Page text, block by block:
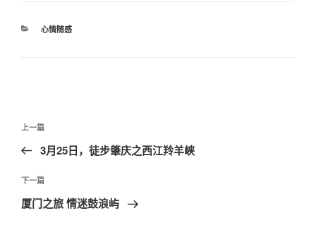
分
心情随感
文
导
航
上
一
文
章
上一篇
3月25日，徒步肇庆之西江羚羊峡
下
一
下一篇
厦门之旅 情迷鼓浪屿